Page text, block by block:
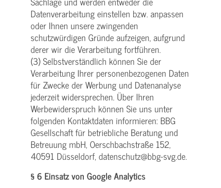
Datenverarbeitung einstellen bzw. anpassen
oder Ihnen unsere zwingenden
schutzwürdigen Gründe aufzeigen, aufgrund
derer wir die Verarbeitung fortführen.
(3) Selbstverständlich können Sie der
Verarbeitung Ihrer personenbezogenen Daten
für Zwecke der Werbung und Datenanalyse
jederzeit widersprechen. Über Ihren
Werbewiderspruch können Sie uns unter
folgenden Kontaktdaten informieren: BBG
Gesellschaft für betriebliche Beratung und
Betreuung mbH, Oerschbachstraße 152,
40591 Düsseldorf, datenschutz@bbg-svg.de.
§ 6 Einsatz von Google Analytics